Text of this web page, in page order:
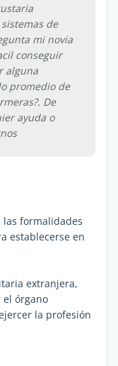
de
mi novia
conseguir
alguna
promedio de
De
ayuda o
las formalidades
establecerse en
extranjera,
el órgano
la profesión